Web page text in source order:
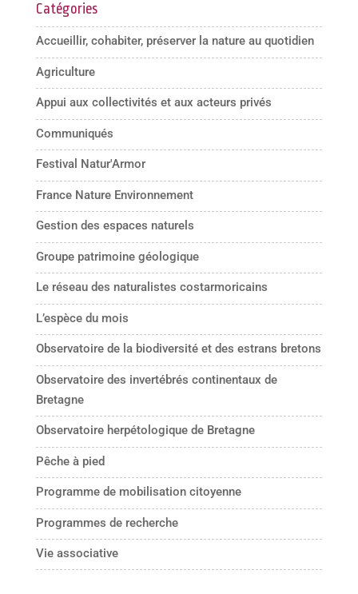
Catégories
Accueillir, cohabiter, préserver la nature au quotidien
Agriculture
Appui aux collectivités et aux acteurs privés
Communiqués
Festival Natur'Armor
France Nature Environnement
Gestion des espaces naturels
Groupe patrimoine géologique
Le réseau des naturalistes costarmoricains
L’espèce du mois
Observatoire de la biodiversité et des estrans bretons
Observatoire des invertébrés continentaux de
Bretagne
Observatoire herpétologique de Bretagne
Pêche à pied
Programme de mobilisation citoyenne
Programmes de recherche
Vie associative